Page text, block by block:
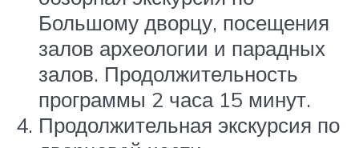
Большому дворцу, посещения
залов археологии и парадных
залов. Продолжительность
программы 2 часа 15 минут.
Продолжительная экскурсия по